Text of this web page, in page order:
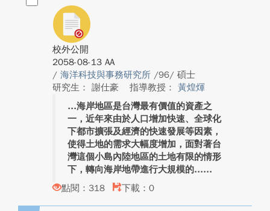
校外公開
2058-08-13 AA
/ 海洋科技與事務研究所 /96/ 碩士
研究生： 謝仕豪
指導教授： 黃煌煇
海岸地區是台灣最有價值的資產之
一，近年來由於人口增加快速、全球化
下都市擴張及經濟的快速發展等因素，
使得土地的需求大幅度增加，面對著台
灣這個小島內陸地區的土地有限的情形
下，轉向海岸地帶進行大規模的...
點閱：318
下載：0